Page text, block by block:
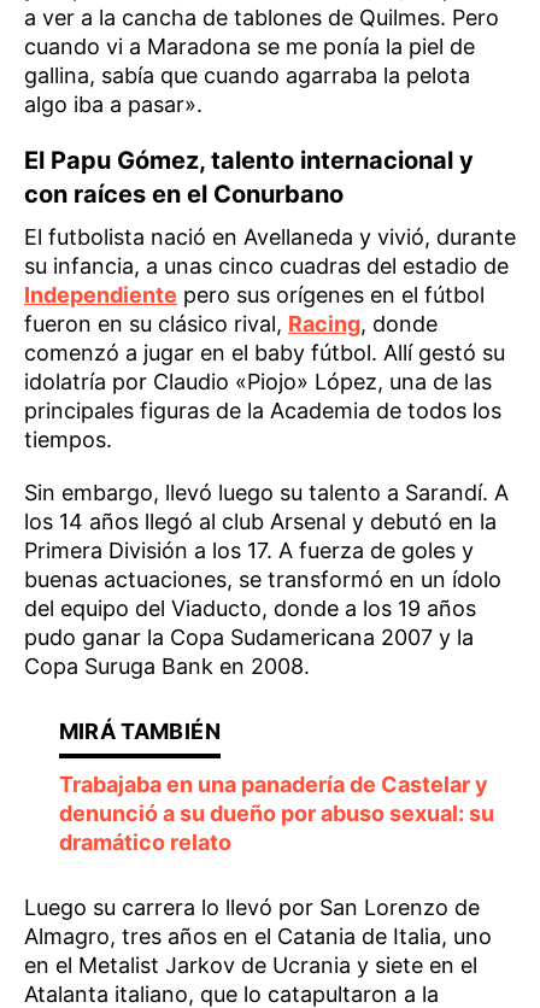
a ver a la cancha de tablones de Quilmes. Pero
cuando vi a Maradona se me ponía la piel de
gallina, sabía que cuando agarraba la pelota
algo iba a pasar».
El Papu Gómez, talento internacional y
con raíces en el Conurbano
El futbolista nació en Avellaneda y vivió, durante
su infancia, a unas cinco cuadras del estadio de
Independiente pero sus orígenes en el fútbol
fueron en su clásico rival, Racing, donde
comenzó a jugar en el baby fútbol. Allí gestó su
idolatría por Claudio «Piojo» López, una de las
principales figuras de la Academia de todos los
tiempos.
Sin embargo, llevó luego su talento a Sarandí. A
los 14 años llegó al club Arsenal y debutó en la
Primera División a los 17. A fuerza de goles y
buenas actuaciones, se transformó en un ídolo
del equipo del Viaducto, donde a los 19 años
pudo ganar la Copa Sudamericana 2007 y la
Copa Suruga Bank en 2008.
Trabajaba en una panadería de Castelar y
denunció a su dueño por abuso sexual: su
dramático relato
Luego su carrera lo llevó por San Lorenzo de
Almagro, tres años en el Catania de Italia, uno
en el Metalist Jarkov de Ucrania y siete en el
Atalanta italiano, que lo catapultaron a la